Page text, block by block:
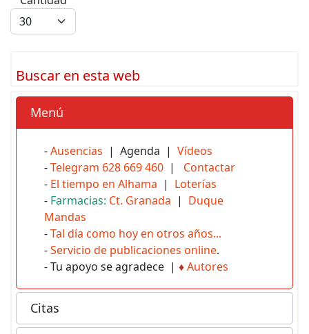
Buscar en esta web
Menú
-Ausencias | Agenda | Vídeos
-Telegram 628 669 460 | Contactar
- El tiempo en Alhama | Loterías
- Farmacias: Ct. Granada | Duque
Mandas
-Tal día como hoy en otros años...
-Servicio de publicaciones online.
- Tu apoyo se agradece | ♦Autores
Citas